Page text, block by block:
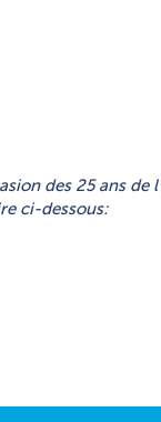
des 25 ans
ci-dessous: